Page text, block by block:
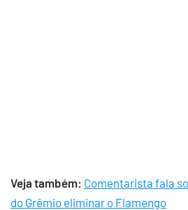
Veja também: Comentarista fala
do Grêmio eliminar o Flamengo